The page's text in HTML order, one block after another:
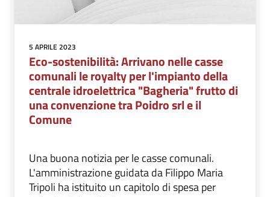
5 APRILE 2023
Eco-sostenibilità: Arrivano nelle casse
comunali le royalty per l'impianto della
centrale idroelettrica "Bagheria" frutto di
una convenzione tra Poidro srl e il
Comune
Una buona notizia per le casse comunali.
L'amministrazione guidata da Filippo Maria
Tripoli ha istituito un capitolo di spesa per